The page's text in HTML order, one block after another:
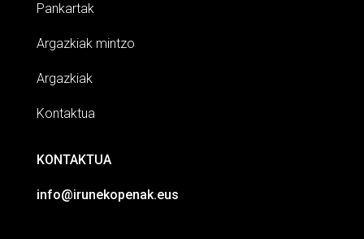
Pankartak
Argazkiak mintzo
Argazkiak
Kontaktua
KONTAKTUA
info@irunekopenak.eus